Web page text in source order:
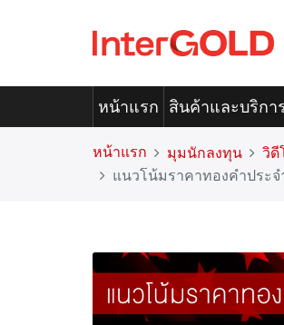
หน้าแรก สินค้าและบริกา
หน้าแรก มุมนักลงทุน
วิดี
แนวโน้มราคาทองคำประจ